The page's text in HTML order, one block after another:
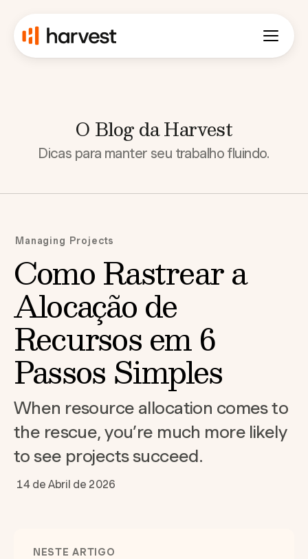
O Blog da Harvest
Dicas para manter seu trabalho fluindo.
Managing Projects
Como Rastrear a
Alocação de
Recursos em 6
Passos Simples
When resource allocation comes to
the rescue, you’re much more likely
to see projects succeed.
14 de Abril de 2026
NESTE ARTIGO